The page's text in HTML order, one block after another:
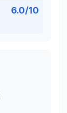
6.0/10